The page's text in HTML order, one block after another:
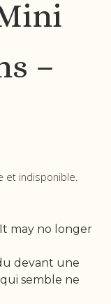
–
et indisponible.
may no longer
devant une
semble ne